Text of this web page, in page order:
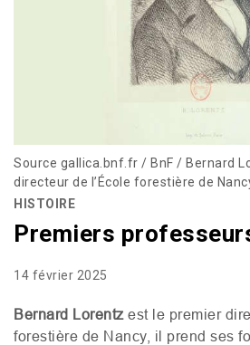
Source gallica.bnf.fr / BnF / Bernard
directeur de l’École forestière de
HISTOIRE
Premiers
14 février 2025
Bernard Lorentzest le premier
forestière de Nancy, il prend ses